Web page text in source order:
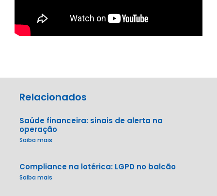
Relacionados
Saúde financeira: sinais de alerta na
operação
Saiba mais
Compliance na lotérica: LGPD no balcão
Saiba mais